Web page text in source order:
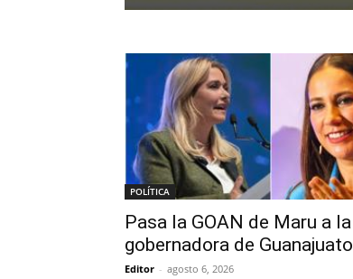
POLÍTICA
Pasa la GOAN de Maru a la
gobernadora de Guanajuato
Editor - agosto 6, 2026